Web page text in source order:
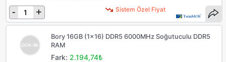
Sistem Özel Fiyat
- +
Bory 16GB (1x16) DDR5 6000MHz Soğutuculu DDR5
RAM
Fark: 2.194,74₺